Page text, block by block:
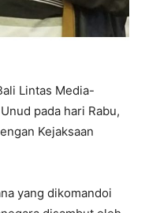
Lintas Media-
pada hari Rabu,
Kejaksaan
yang dikomandoi